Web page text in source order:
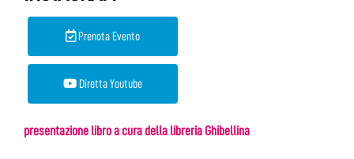
Prenota Evento
Diretta Youtube
presentazione libro a cura della libreria Ghibellina